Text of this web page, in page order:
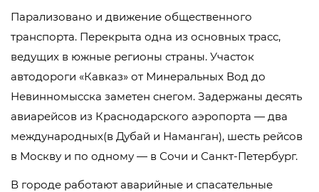
Парализовано и движение общественного
транспорта. Перекрыта одна из основных трасс,
ведущих в южные регионы страны. Участок
автодороги «Кавказ» от Минеральных Вод до
Невинномысска заметен снегом. Задержаны десять
авиарейсов из Краснодарского аэропорта — два
международных(в Дубай и Наманган), шесть рейсов
в Москву и по одному — в Сочи и Санкт-Петербург.
В городе работают аварийные и спасательные